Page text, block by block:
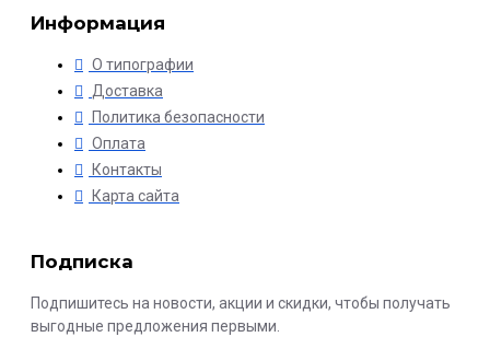
Информация
О типографии
Доставка
Политика безопасности
Оплата
Контакты
Карта сайта
Подписка
Подпишитесь на новости, акции и скидки, чтобы получать
выгодные предложения первыми.